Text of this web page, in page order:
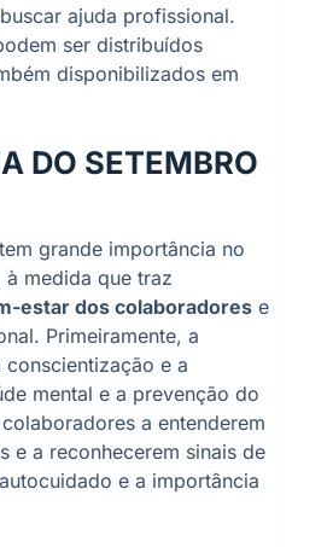
ajuda profissional.
ser distribuídos
disponibilizados em
DO SETEMBRO
grande importância no
medida que traz
estar dos colaboradores e
Primeiramente, a
e a
mental e a prevenção do
a entenderem
e a reconhecerem sinais de
e a importância